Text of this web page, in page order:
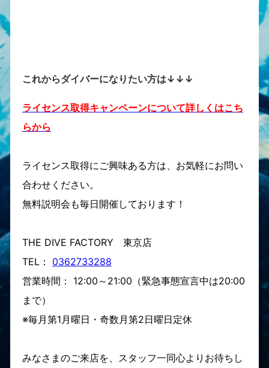
これからダイバーになりたい方は↓↓↓
ライセンス取得キャンペーンについて詳しくはこち
らから
ライセンス取得にご興味ある方は、お気軽にお問い
合わせください。
無料説明会も毎日開催しております！
THE DIVE FACTORY 東京店
TEL： 0362733288
営業時間： 12:00～21:00（緊急事態宣言中は20:00
まで）
※毎月第1月曜日・奇数月第2日曜日定休
みなさまのご来店を、スタッフ一同心よりお待ちし